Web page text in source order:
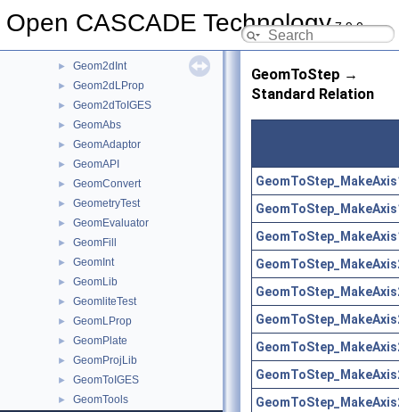
Open CASCADE Technology7.9.0
Geom2dGcc
► Geom2dInt
► Geom2dLProp
► Geom2dToIGES
► GeomAbs
► GeomAdaptor
► GeomAPI
► GeomConvert
► GeometryTest
► GeomEvaluator
► GeomFill
► GeomInt
► GeomLib
► GeomliteTest
► GeomLProp
► GeomPlate
► GeomProjLib
► GeomToIGES
► GeomTools
GeomToStep →
Standard Relation